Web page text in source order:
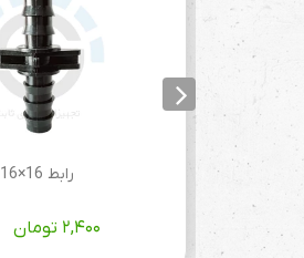
رابط 16×16
۲,۴۰۰ تومان